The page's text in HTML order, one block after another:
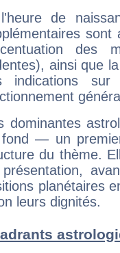
de
sont
des
ainsi que
indications sur
dominantes
— un
du thème.
planétaires
leurs dignités.